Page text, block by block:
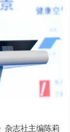
志社主编陈莉